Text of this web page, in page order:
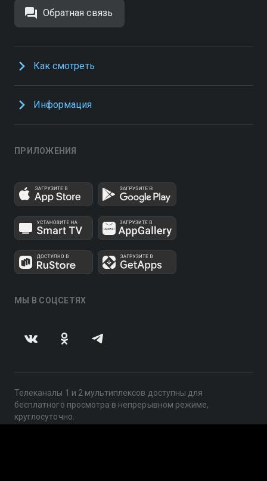
Обратная связь
Как смотреть
Информация
ПРИЛОЖЕНИЯ
МЫ В СОЦСЕТЯХ
Телеканалы 1 и 2 мультиплексов доступны для
бесплатного просмотра в непрерывном режиме,
круглосуточно.